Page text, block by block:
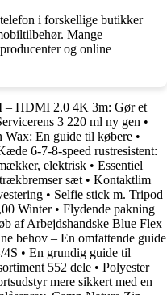
i forskellige butikker
Mange
og online
– HDMI 2.0 4K 3m: Gør et
3 220 ml ny gen •
En guide til købere •
6-7-8-speed rustresistent:
elektrisk • Essentiel
sæt • Kontaktlim
• Selfie stick m. Tripod
Winter• Flydende pakning
af Arbejdshandske Blue Flex
behov – En omfattende guide
4S • En grundig guide til
552 dele • Polyester
mere sikkert med en